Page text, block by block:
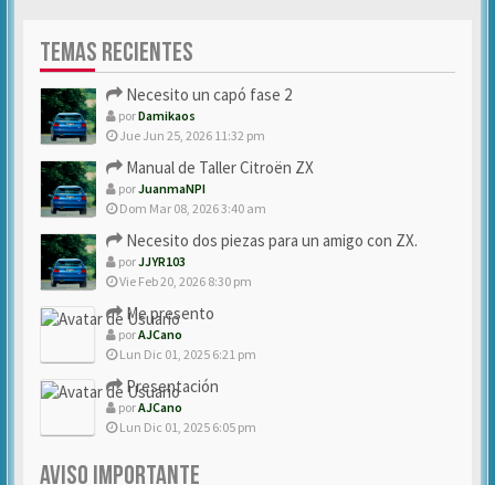
TEMAS RECIENTES
Necesito un capó fase 2
porDamikaos
Jue Jun 25, 2026 11:32 pm
Manual de Taller Citroën ZX
porJuanmaNPI
Dom Mar 08, 2026 3:40 am
Necesito dos piezas para un amigo con ZX.
porJJYR103
Vie Feb 20, 2026 8:30 pm
Me presento
porAJCano
Lun Dic 01, 2025 6:21 pm
Presentación
porAJCano
Lun Dic 01, 2025 6:05 pm
AVISO IMPORTANTE